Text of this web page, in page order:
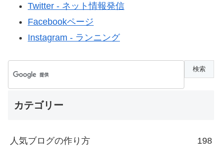
Twitter - ネット情報発信
Facebookページ
Instagram - ランニング
カテゴリー
人気ブログの作り方 198